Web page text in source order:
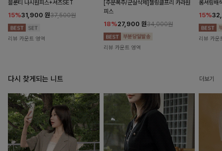
블룬티 나시원피스+셔츠SET
15%31,900 원37,500원
리뷰 카운트 영역
[주문폭주/군살삭제]젤링클프리 카라원
피스
18%27,900 원34,000원
리뷰 카운트 영역
롬셔링배
15%
리뷰 카운
다시 찾게되는 니트 더보기